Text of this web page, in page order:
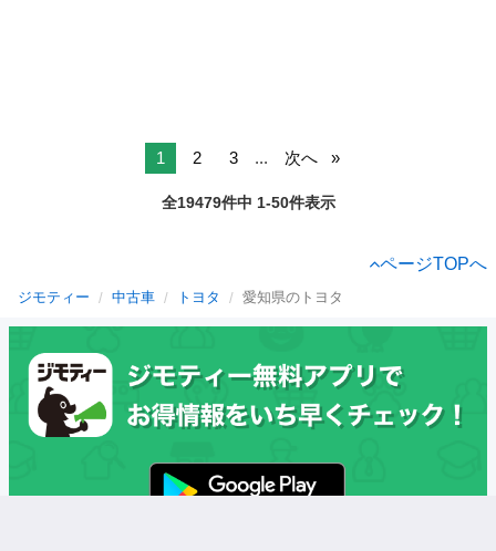
1 2 3 ... 次へ
全19479件中 1-50件表示
ページTOPへ
ジモティー 中古車 トヨタ 愛知県のトヨタ